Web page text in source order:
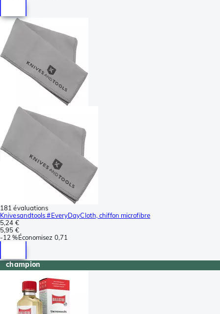
181 évaluations
Knivesandtools #EveryDayCloth, chiffon microfibre
5,24 €
5,95 €
-12 %Économisez 0,71
champion